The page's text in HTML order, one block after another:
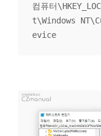
컴퓨터
t\Windows
evice